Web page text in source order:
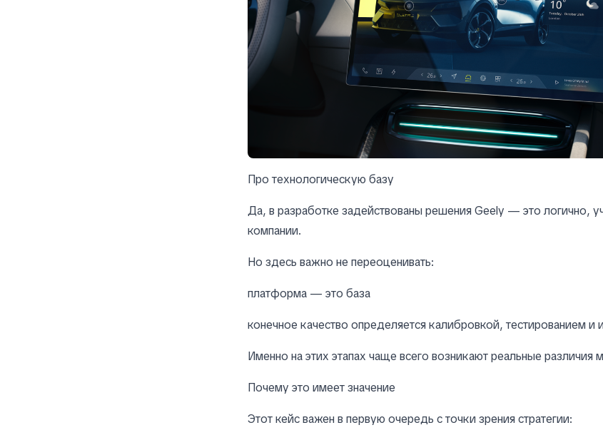
Про технологическую базу
Да, в разработке задействованы решения Geely — это логично,
компании.
Но здесь важно не переоценивать:
платформа — это база
конечное качество определяется калибровкой, тестированием и
Именно на этих этапах чаще всего возникают реальные
Почему это имеет значение
Этот кейс важен в первую очередь с точки зрения стратегии: